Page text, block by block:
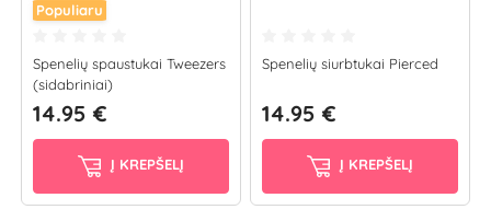
Populiaru
Spenelių spaustukai Tweezers
(sidabriniai)
14.95 €
Į KREPŠELĮ
Spenelių siurbtukai Pierced
14.95 €
Į KREPŠELĮ